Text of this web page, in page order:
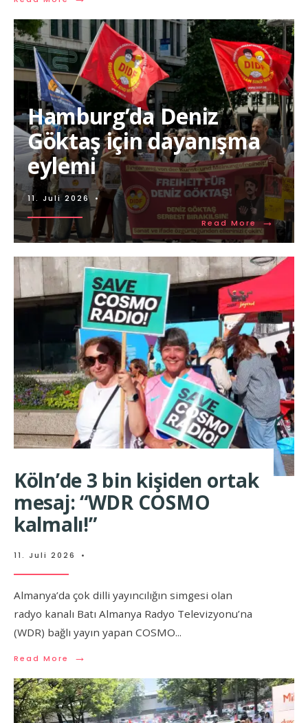
Hamburg’da Deniz
Göktaş için dayanışma
eylemi
11. Juli 2026 •
Read More →
Köln’de 3 bin kişiden ortak
mesaj: “WDR COSMO
kalmalı!”
11. Juli 2026 •
Almanya’da çok dilli yayıncılığın simgesi olan
radyo kanalı Batı Almanya Radyo Televizyonu’na
(WDR) bağlı yayın yapan COSMO...
Read More →